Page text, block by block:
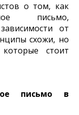
о том, как
письмо,
от
схожи, но
стоит
письмо в